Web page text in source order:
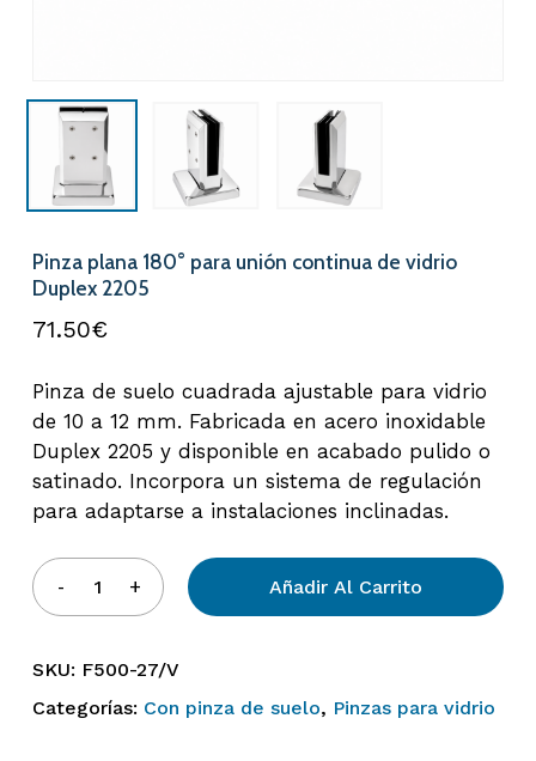
Pinza plana 180° para unión continua de vidrio
Duplex 2205
71.50€
Pinza de suelo cuadrada ajustable para vidrio
de 10 a 12 mm. Fabricada en acero inoxidable
Duplex 2205 y disponible en acabado pulido o
satinado. Incorpora un sistema de regulación
para adaptarse a instalaciones inclinadas.
Añadir Al Carrito
SKU: F500-27/V
Categorías: Con pinza de suelo, Pinzas para vidrio